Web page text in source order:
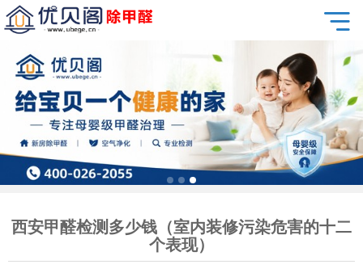
西安甲醛检测多少钱（室内装修污染危害的十二
个表现）